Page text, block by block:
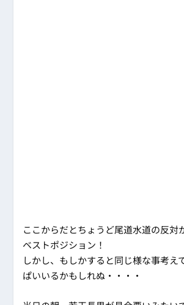
ここからだとちょうど尾道水道の反対
ベストポジション！
しかし、もしかすると同じ様な事考え
ぱいいるかもしれぬ・・・・